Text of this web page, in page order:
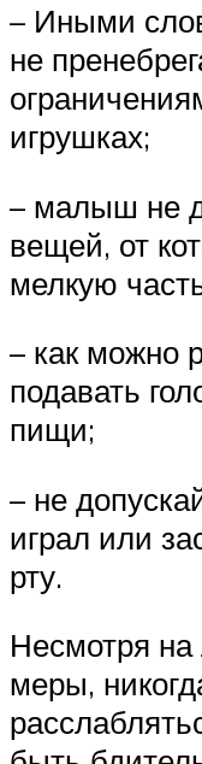
– Иными
не
игрушках;
– малыш не
вещей, от
мелкую
– как можно
подавать
пищи;
– не
играл или
рту.
Несмотря
меры,